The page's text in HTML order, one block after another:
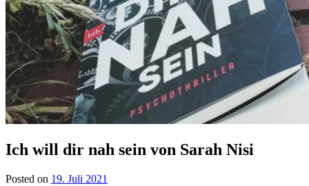
Ich will dir nah sein von Sarah Nisi
Posted on 19. Juli 2021